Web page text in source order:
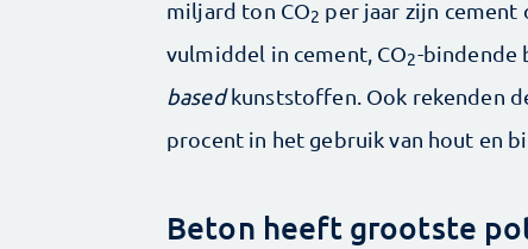
miljard ton CO2 per jaar zijn cement
vulmiddel in cement, CO2-bindende
basedkunststoffen. Ook rekenden
procent in het gebruik van hout en
Beton heeft grootste